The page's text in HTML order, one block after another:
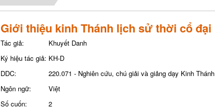
Giới thiệu kinh Thánh lịch sử thời cổ đại
Tác giả:
Khuyết Danh
Ký hiệu tác giả: KH-D
DDC:
220.071 - Nghiên cứu, chú giải và giảng dạy Kinh Thánh
Ngôn ngữ:
Việt
Số cuốn:
2